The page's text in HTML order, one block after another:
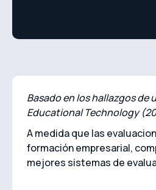
Basado en los hallazgos
Educational Technology
A medida que las
formación empresarial,
mejores sistemas de